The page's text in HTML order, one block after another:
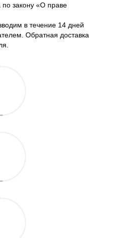
по закону «О праве
в течение 14 дней
Обратная доставка